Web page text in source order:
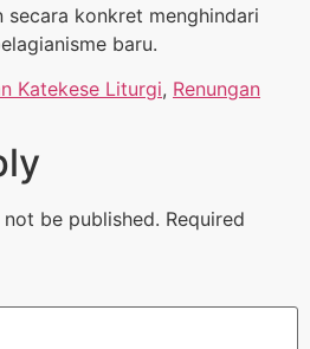
secara konkret menghindari
baru.
Katekese Liturgi, Renungan
be published. Required